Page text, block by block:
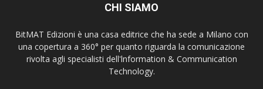
CHI SIAMO
BitMAT Edizioni è una casa editrice che ha sede a Milano con
una copertura a 360° per quanto riguarda la comunicazione
rivolta agli specialisti dell'lnformation & Communication
Technology.